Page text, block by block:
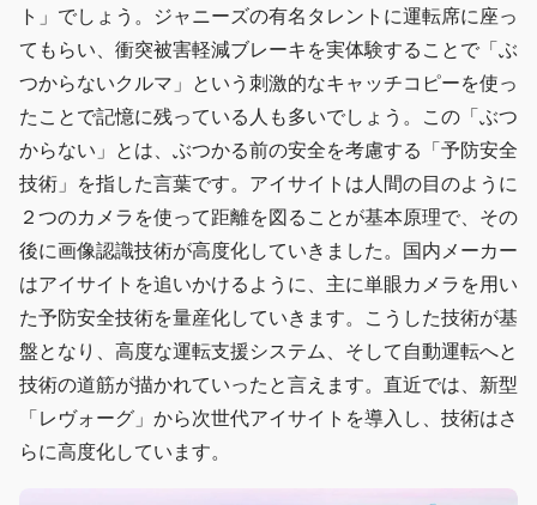
ト」でしょう。ジャニーズの有名タレントに運転席に座っ
てもらい、衝突被害軽減ブレーキを実体験することで「ぶ
つからないクルマ」という刺激的なキャッチコピーを使っ
たことで記憶に残っている人も多いでしょう。この「ぶつ
からない」とは、ぶつかる前の安全を考慮する「予防安全
技術」を指した言葉です。アイサイトは人間の目のように
２つのカメラを使って距離を図ることが基本原理で、その
後に画像認識技術が高度化していきました。国内メーカー
はアイサイトを追いかけるように、主に単眼カメラを用い
た予防安全技術を量産化していきます。こうした技術が基
盤となり、高度な運転支援システム、そして自動運転へと
技術の道筋が描かれていったと言えます。直近では、新型
「レヴォーグ」から次世代アイサイトを導入し、技術はさ
らに高度化しています。